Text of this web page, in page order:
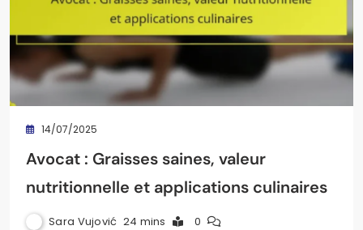
14/07/2025
Avocat : Graisses saines, valeur
nutritionnelle et applications culinaires
Sara Vujović 24 mins 0